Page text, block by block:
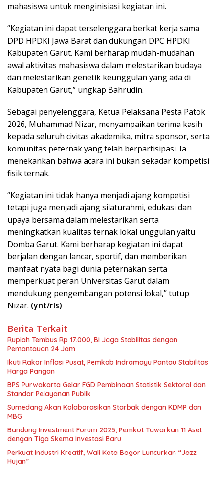
mahasiswa untuk menginisiasi kegiatan ini.
“Kegiatan ini dapat terselenggara berkat kerja sama
DPD HPDKI Jawa Barat dan dukungan DPC HPDKI
Kabupaten Garut. Kami berharap mudah-mudahan
awal aktivitas mahasiswa dalam melestarikan budaya
dan melestarikan genetik keunggulan yang ada di
Kabupaten Garut,” ungkap Bahrudin.
Sebagai penyelenggara, Ketua Pelaksana Pesta Patok
2026, Muhammad Nizar, menyampaikan terima kasih
kepada seluruh civitas akademika, mitra sponsor, serta
komunitas peternak yang telah berpartisipasi. Ia
menekankan bahwa acara ini bukan sekadar kompetisi
fisik ternak.
“Kegiatan ini tidak hanya menjadi ajang kompetisi
tetapi juga menjadi ajang silaturahmi, edukasi dan
upaya bersama dalam melestarikan serta
meningkatkan kualitas ternak lokal unggulan yaitu
Domba Garut. Kami berharap kegiatan ini dapat
berjalan dengan lancar, sportif, dan memberikan
manfaat nyata bagi dunia peternakan serta
memperkuat peran Universitas Garut dalam
mendukung pengembangan potensi lokal,” tutup
Nizar. (ynt/rls)
Berita Terkait
Rupiah Tembus Rp 17.000, BI Jaga Stabilitas dengan
Pemantauan 24 Jam
Ikuti Rakor Inflasi Pusat, Pemkab Indramayu Pantau Stabilitas
Harga Pangan
BPS Purwakarta Gelar FGD Pembinaan Statistik Sektoral dan
Standar Pelayanan Publik
Sumedang Akan Kolaborasikan Starbak dengan KDMP dan
MBG
Bandung Investment Forum 2025, Pemkot Tawarkan 11 Aset
dengan Tiga Skema Investasi Baru
Perkuat Industri Kreatif, Wali Kota Bogor Luncurkan “Jazz
Hujan”